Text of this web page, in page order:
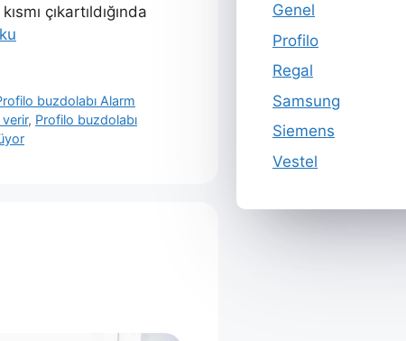
çıkartıldığında
buzdolabı Alarm
, Profilo buzdolabı
Genel
Profilo
Regal
Samsung
Siemens
Vestel